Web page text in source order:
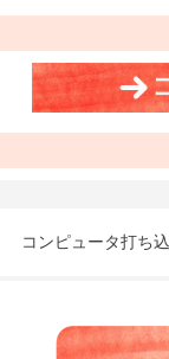
コンピュータ打ち